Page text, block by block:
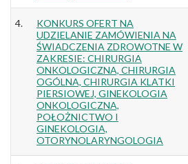
4.
KONKURS OFERT NA
UDZIELANIE ZAMÓWIENIA NA
ŚWIADCZENIA ZDROWOTNE W
ZAKRESIE: CHIRURGIA
ONKOLOGICZNA, CHIRURGIA
OGÓLNA, CHIRURGIA KLATKI
PIERSIOWEJ, GINEKOLOGIA
ONKOLOGICZNA,
POŁOŻNICTWO I
GINEKOLOGIA,
OTORYNOLARYNGOLOGIA